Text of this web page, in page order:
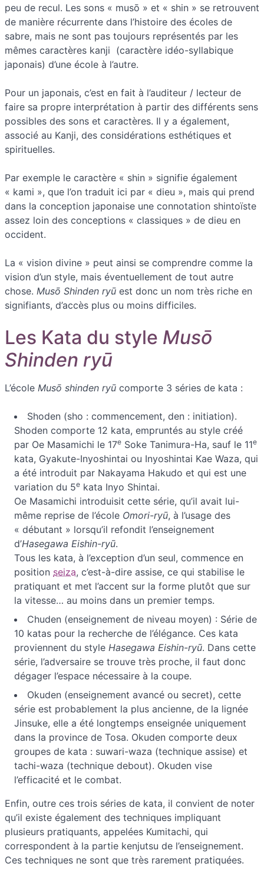
peu de recul. Les sons « musō » et « shin » se retrouvent
de manière récurrente dans l’histoire des écoles de
sabre, mais ne sont pas toujours représentés par les
mêmes caractères kanji (caractère idéo-syllabique
japonais) d’une école à l’autre.
Pour un japonais, c’est en fait à l’auditeur / lecteur de
faire sa propre interprétation à partir des différents sens
possibles des sons et caractères. Il y a également,
associé au Kanji, des considérations esthétiques et
spirituelles.
Par exemple le caractère « shin » signifie également
« kami », que l’on traduit ici par « dieu », mais qui prend
dans la conception japonaise une connotation shintoïste
assez loin des conceptions « classiques » de dieu en
occident.
La « vision divine » peut ainsi se comprendre comme la
vision d’un style, mais éventuellement de tout autre
chose. Musō Shinden ryū est donc un nom très riche en
signifiants, d’accès plus ou moins difficiles.
Les Kata du style Musō
Shinden ryū
L’école Musō shinden ryū comporte 3 séries de kata :
Shoden (sho : commencement, den : initiation).
Shoden comporte 12 kata, empruntés au style créé
par Oe Masamichi le 17e Soke Tanimura-Ha, sauf le 11e
kata, Gyakute-Inyoshintai ou Inyoshintai Kae Waza, qui
a été introduit par Nakayama Hakudo et qui est une
variation du 5e kata Inyo Shintai.
Oe Masamichi introduisit cette série, qu’il avait lui-
même reprise de l’école Omori-ryū, à l’usage des
« débutant » lorsqu’il refondit l’enseignement
d’Hasegawa Eishin-ryū.
Tous les kata, à l’exception d’un seul, commence en
position seiza, c’est-à-dire assise, ce qui stabilise le
pratiquant et met l’accent sur la forme plutôt que sur
la vitesse… au moins dans un premier temps.
Chuden (enseignement de niveau moyen) : Série de
10 katas pour la recherche de l’élégance. Ces kata
proviennent du style Hasegawa Eishin-ryū. Dans cette
série, l’adversaire se trouve très proche, il faut donc
dégager l’espace nécessaire à la coupe.
Okuden (enseignement avancé ou secret), cette
série est probablement la plus ancienne, de la lignée
Jinsuke, elle a été longtemps enseignée uniquement
dans la province de Tosa. Okuden comporte deux
groupes de kata : suwari-waza (technique assise) et
tachi-waza (technique debout). Okuden vise
l’efficacité et le combat.
Enfin, outre ces trois séries de kata, il convient de noter
qu’il existe également des techniques impliquant
plusieurs pratiquants, appelées Kumitachi, qui
correspondent à la partie kenjutsu de l’enseignement.
Ces techniques ne sont que très rarement pratiquées.